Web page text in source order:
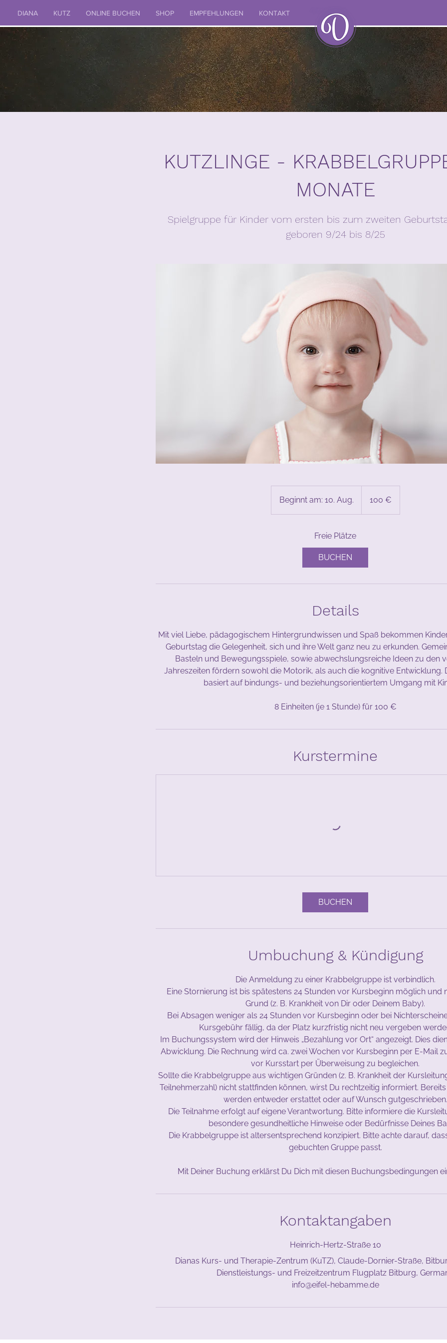
DIANA KUTZ ONLINE BUCHEN SHOP EMPFEHLUNGEN KONTAKT
KUTZLINGE -
MONATE
Spielgruppe für Kinder vom ersten bis zum zweiten
geboren 9/24 bis 8/25
Beginnt am: 10. Aug.
e
i
n
a
:
0
.
A
u
g
100 €
Freie Plätze
BUCHEN
Details
Mit viel Liebe, pädagogischem Hintergrundwissen und Spaß bekommen
Geburtstag die Gelegenheit, sich und ihre Welt ganz neu zu erkunden.
Basteln und Bewegungsspiele, sowie abwechslungsreiche Ideen zu den
Jahreszeiten fördern sowohl die Motorik, als auch die kognitive Entwicklung.
basiert auf bindungs- und beziehungsorientiertem Umgang mit
8 Einheiten (je 1 Stunde) für 100 €
Kurstermine
BUCHEN
Umbuchung & Kündigung
Die Anmeldung zu einer Krabbelgruppe ist verbindlich.
Eine Stornierung ist bis spätestens 24 Stunden vor Kursbeginn möglich und
Grund (z. B. Krankheit von Dir oder Deinem Baby).
Bei Absagen weniger als 24 Stunden vor Kursbeginn oder bei
Kursgebühr fällig, da der Platz kurzfristig nicht neu vergeben
Im Buchungssystem wird der Hinweis „Bezahlung vor Ort“ angezeigt. Dies
Abwicklung. Die Rechnung wird ca. zwei Wochen vor Kursbeginn per E-Mail
vor Kursstart per Überweisung zu begleichen.
Sollte die Krabbelgruppe aus wichtigen Gründen (z. B. Krankheit der
Teilnehmerzahl) nicht stattfinden können, wirst Du rechtzeitig informiert.
werden entweder erstattet oder auf Wunsch gutgeschrieben.
Die Teilnahme erfolgt auf eigene Verantwortung. Bitte informiere die
besondere gesundheitliche Hinweise oder Bedürfnisse Deines
Die Krabbelgruppe ist altersentsprechend konzipiert. Bitte achte darauf,
gebuchten Gruppe passt.
Kontaktangaben
Heinrich-Hertz-Straße 10
Dianas Kurs- und Therapie-Zentrum (KuTZ), Claude-Dornier-Straße,
Dienstleistungs- und Freizeitzentrum Flugplatz Bitburg,
info@eifel-hebamme.de